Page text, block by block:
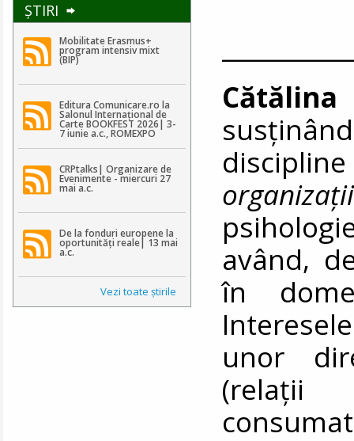
ŞTIRI
Mobilitate Erasmus+
program intensiv mixt
(BIP)
Editura Comunicare.ro la
Salonul Internațional de
Carte BOOKFEST 2026| 3-
7 iunie a.c., ROMEXPO
CRPtalks| Organizare de
Evenimente - miercuri 27
mai a.c.
De la fonduri europene la
oportunități reale| 13 mai
a.c.
Vezi toate ştirile
Cătălina
având,
în
unor
(relaţii